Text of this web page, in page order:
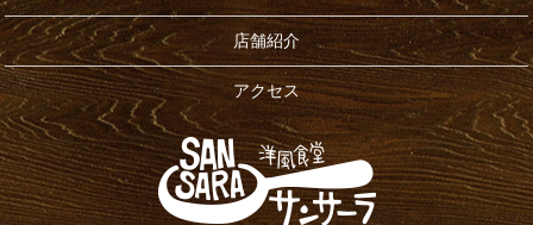
店舗紹介
アクセス